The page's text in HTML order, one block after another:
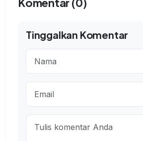
Tinggalkan Komentar